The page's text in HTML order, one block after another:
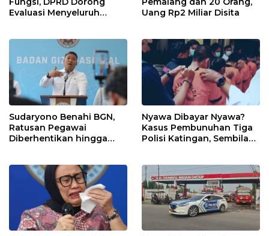
Evaluasi Menyeluruh
Uang Rp2 Miliar Disita
Sudaryono Benahi BGN,
Ratusan Pegawai
Diberhentikan hingga
Nyawa Dibayar Nyawa?
Kasus Pembunuhan Tiga
Polisi Katingan, Sembilan